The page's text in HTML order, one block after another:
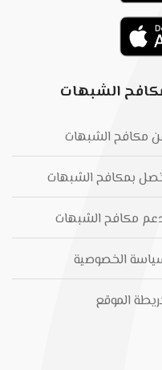
الشبهات
مكافح الشبهات
بمكافح الشبهات
مكافح الشبهات
الخصوصية
الموقع